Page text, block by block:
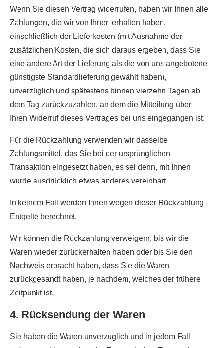
Wenn Sie diesen Vertrag widerrufen, haben wir Ihnen alle
Zahlungen, die wir von Ihnen erhalten haben,
einschließlich der Lieferkosten (mit Ausnahme der
zusätzlichen Kosten, die sich daraus ergeben, dass Sie
eine andere Art der Lieferung als die von uns angebotene
günstigste Standardlieferung gewählt haben),
unverzüglich und spätestens binnen vierzehn Tagen ab
dem Tag zurückzuzahlen, an dem die Mitteilung über
Ihren Widerruf dieses Vertrages bei uns eingegangen ist.
Für die Rückzahlung verwenden wir dasselbe
Zahlungsmittel, das Sie bei der ursprünglichen
Transaktion eingesetzt haben, es sei denn, mit Ihnen
wurde ausdrücklich etwas anderes vereinbart.
In keinem Fall werden Ihnen wegen dieser Rückzahlung
Entgelte berechnet.
Wir können die Rückzahlung verweigern, bis wir die
Waren wieder zurückerhalten haben oder bis Sie den
Nachweis erbracht haben, dass Sie die Waren
zurückgesandt haben, je nachdem, welches der frühere
Zeitpunkt ist.
4. Rücksendung der Waren
Sie haben die Waren unverzüglich und in jedem Fall